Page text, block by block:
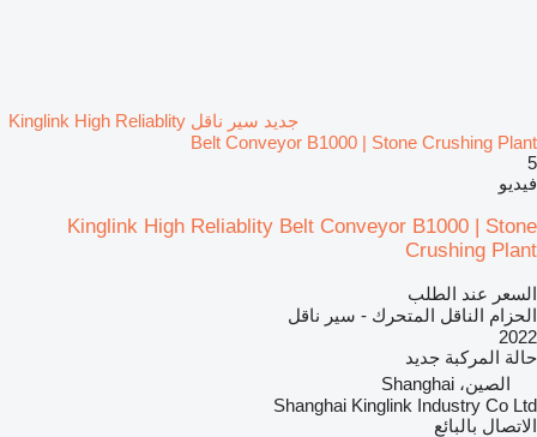
جديد سير ناقل Kinglink High Reliablity
Belt Conveyor B1000 | Stone Crushing Plant
5
فيديو
Kinglink High Reliablity Belt Conveyor B1000 | Stone
Crushing Plant
السعر عند الطلب
الحزام الناقل المتحرك - سير ناقل
2022
حالة المركبة جديد
الصين، Shanghai
Shanghai Kinglink Industry Co Ltd
الاتصال بالبائع